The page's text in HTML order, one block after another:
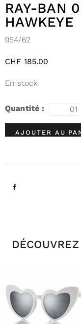
RAY-BAN
HAWKEYE
954/62
CHF 185.00
En stock
AJOUTER AU